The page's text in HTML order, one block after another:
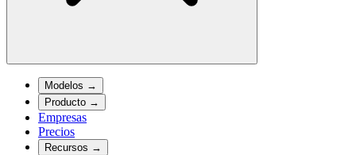
Modelos →
Producto →
Empresas
Precios
Recursos →